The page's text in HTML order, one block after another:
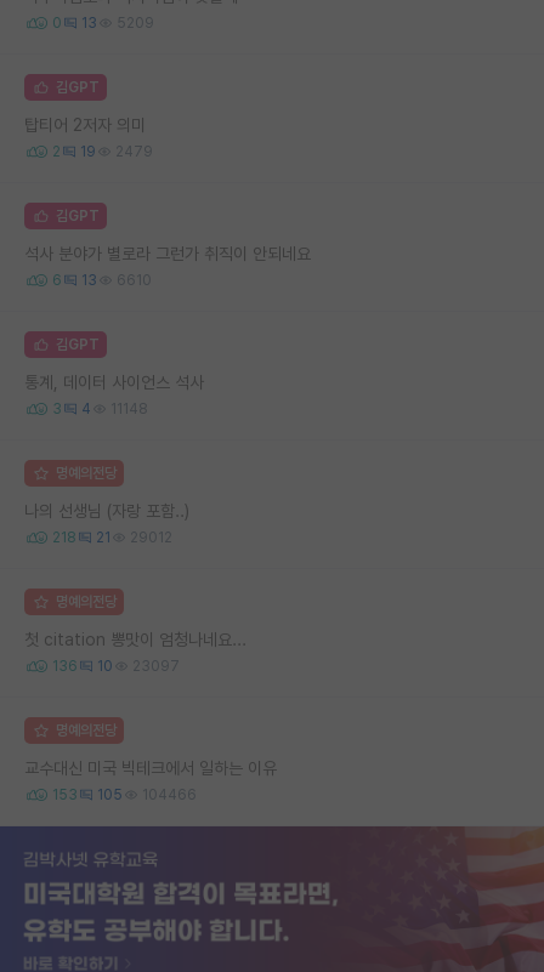
0 13 5209
김GPT
탑티어 2저자 의미
2 19 2479
김GPT
석사 분야가 별로라 그런가 취직이 안되네요
6 13 6610
김GPT
통계, 데이터 사이언스 석사
3 4 11148
명예의전당
나의 선생님 (자랑 포함..)
218 21 29012
명예의전당
첫 citation 뽕맛이 엄청나네요...
136 10 23097
명예의전당
교수대신 미국 빅테크에서 일하는 이유
153 105 104466